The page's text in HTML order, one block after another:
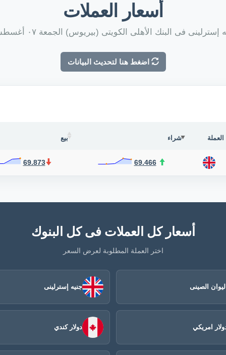
أسعار العملات
فى البنك الأهلى الكويتى (بيريوس) الجمعة ٠٧ أغسطس ٢٠٢٦
اضغط هنا لتحديث البيانات
العملة شراء بيع
69.466
69.873
أسعار كل العملات فى كل البنوك
اختر العملة المطلوبة لعرض السعر
الصينى​ جنيه إسترلينى
امريكي دولار كندي